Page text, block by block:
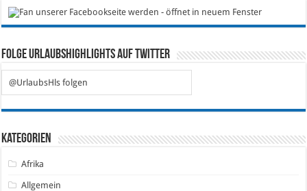
Folge Urlaubshighlights auf Twitter
@UrlaubsHls folgen
Kategorien
Afrika
Allgemein